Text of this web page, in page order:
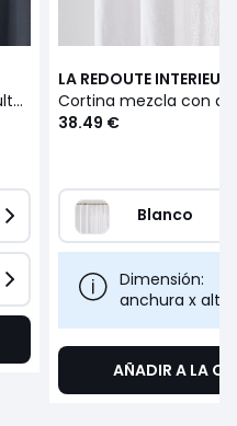
Cortina opaca con piezas ocultas, Lincot
LA REDOUTE
38.49 €
Blanco
Dimensión:
anchura x
AÑADIR A LA